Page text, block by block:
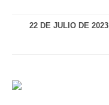
22 DE JULIO DE 2023